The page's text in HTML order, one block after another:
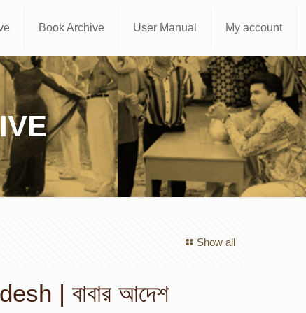
Book Archive User Manual My account
Show all
| বাবার আদেশ